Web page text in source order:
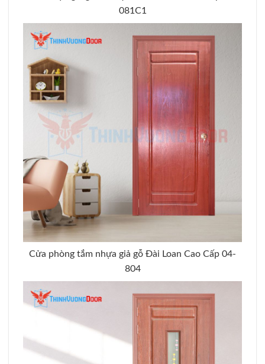
081C1
Cửa phòng tắm nhựa giả gỗ Đài Loan Cao Cấp 04-
804